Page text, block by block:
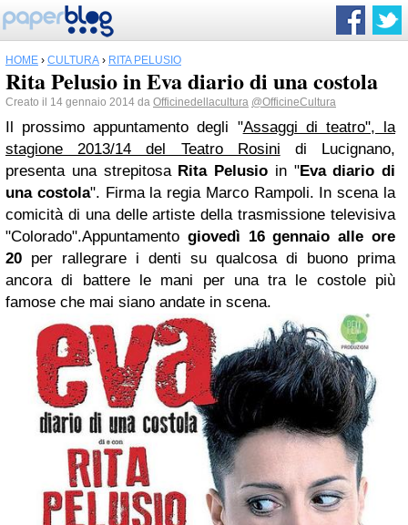
HOME › CULTURA › RITA PELUSIO
Rita Pelusio in Eva diario di una costola
Creato il 14 gennaio 2014 da Officinedellacultura @OfficineCultura
Il prossimo appuntamento degli "Assaggi di teatro", la
stagione 2013/14 del Teatro Rosini di Lucignano,
presenta una strepitosa Rita Pelusio in "Eva diario di
una costola". Firma la regia Marco Rampoli. In scena la
comicità di una delle artiste della trasmissione televisiva
"Colorado".Appuntamento giovedì 16 gennaio alle ore
20 per rallegrare i denti su qualcosa di buono prima
ancora di battere le mani per una tra le costole più
famose che mai siano andate in scena.